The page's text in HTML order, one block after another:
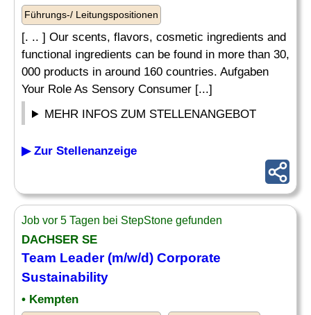
Führungs-/ Leitungspositionen
[. .. ] Our scents, flavors, cosmetic ingredients and
functional ingredients can be found in more than 30,
000 products in around 160 countries. Aufgaben
Your Role As Sensory Consumer [...]
MEHR INFOS ZUM STELLENANGEBOT
▶ Zur Stellenanzeige
Job vor 5 Tagen bei StepStone gefunden
DACHSER SE
Team Leader(m/w/d) Corporate
Sustainability
• Kempten